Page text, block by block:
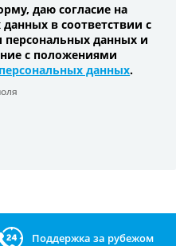
даю согласие на
в соответствии с
данных и
с положениями
данных.
Поддержка за рубежом